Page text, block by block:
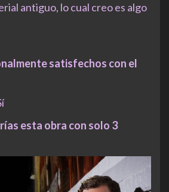
antiguo, lo cual creo es algo
satisfechos con el
esta obra con solo 3